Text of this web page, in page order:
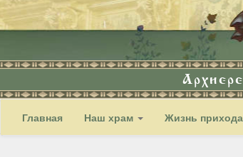
Главная Наш храм Жизнь прихода